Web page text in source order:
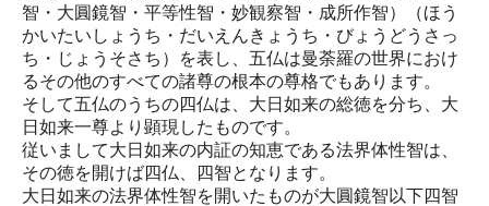
智・大圓鏡智・平等性智・妙観察智・成所作智）（ほう
かいたいしょうち・だいえんきょうち・びょうどうさっ
ち・じょうそさち）を表し、五仏は曼荼羅の世界におけ
るその他のすべての諸尊の根本の尊格でもあります。
そして五仏のうちの四仏は、大日如来の総徳を分ち、大
日如来一尊より顕現したものです。
従いまして大日如来の内証の知恵である法界体性智は、
その徳を開けば四仏、四智となります。
大日如来の法界体性智を開いたものが大圓鏡智以下四智